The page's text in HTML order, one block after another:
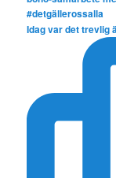
Idag var det trevlig